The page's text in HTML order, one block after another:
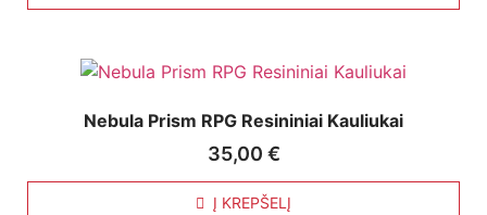
Nebula Prism RPG Resininiai Kauliukai
35,00 €
Į KREPŠELĮ